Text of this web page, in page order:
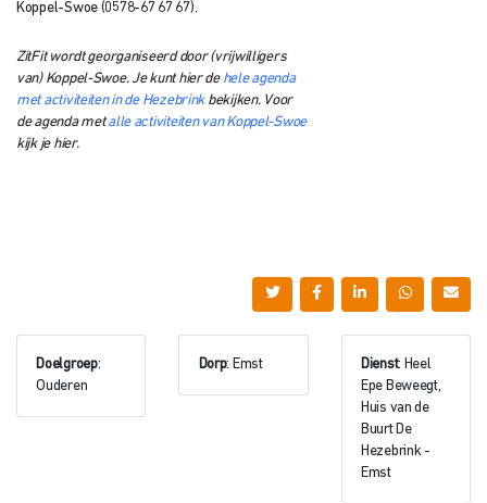
Koppel-Swoe (0578-67 67 67).
ZitFit wordt georganiseerd door (vrijwilligers
van) Koppel-Swoe. Je kunt hier de hele agenda
met activiteiten in de Hezebrinkbekijken. Voor
de agenda metalle activiteiten van Koppel-Swoe
kijk je hier.
Doelgroep:
Ouderen
Dorp: Emst Dienst: Heel
Epe Beweegt,
Huis van de
Buurt De
Hezebrink -
Emst